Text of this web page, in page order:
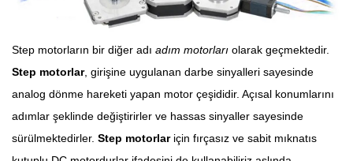
Step motorların bir diğer adı adım motorları olarak geçmektedir.
Step motorlar, girişine uygulanan darbe sinyalleri sayesinde
analog dönme hareketi yapan motor çeşididir. Açısal konumlarını
adımlar şeklinde değiştirirler ve hassas sinyaller sayesinde
sürülmektedirler. Step motorlariçin fırçasız ve sabit mıknatıs